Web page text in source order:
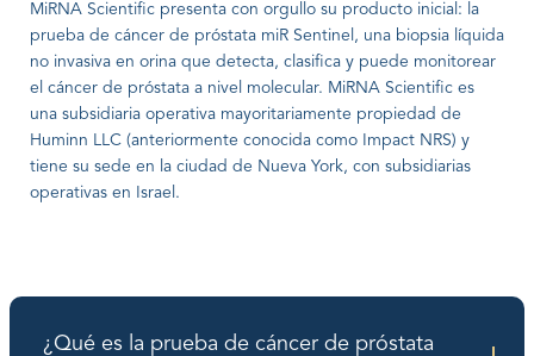
MiRNA Scientific presenta con orgullo su producto inicial: la
prueba de cáncer de próstata miR Sentinel, una biopsia líquida
no invasiva en orina que detecta, clasifica y puede monitorear
el cáncer de próstata a nivel molecular. MiRNA Scientific es
una subsidiaria operativa mayoritariamente propiedad de
Huminn LLC (anteriormente conocida como Impact NRS) y
tiene su sede en la ciudad de Nueva York, con subsidiarias
operativas en Israel.
¿Qué es la prueba de cáncer de próstata